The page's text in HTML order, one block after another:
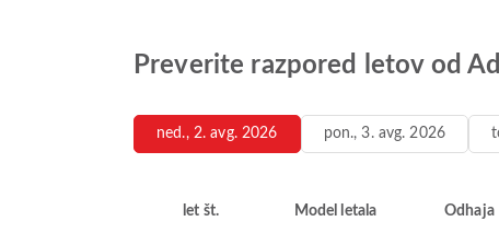
Preverite razpored letov od
ned., 2. avg. 2026 pon., 3. avg. 2026
let št. Model letala Odhaja